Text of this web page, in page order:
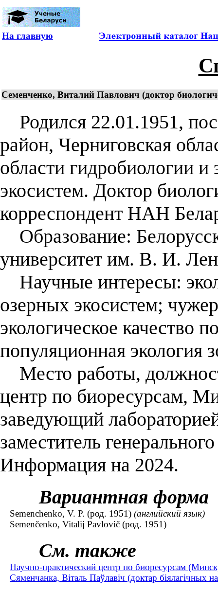
На главную
Семенченко, Виталий Павлович (доктор
Родился 22.01.1951,
район, Черниговская
области гидробиологии
экосистем. Доктор
корреспондент НАН
Образование:
университет им. В. И.
Научные интересы:
озерных экосистем;
экологическое качество
популяционная экология
Место работы,
центр по биоресурсам,
заведующий
заместитель
Информация на 2024.
Вариантная форма
Semenchenko, V. P. (род. 1951) (английский язык)
Semenčenko, Vitalij Pavlovič (род. 1951)
См. также
Научно-практический центр по биоресурсам
Сяменчанка, Віталь Паўлавіч (доктар біялагічных